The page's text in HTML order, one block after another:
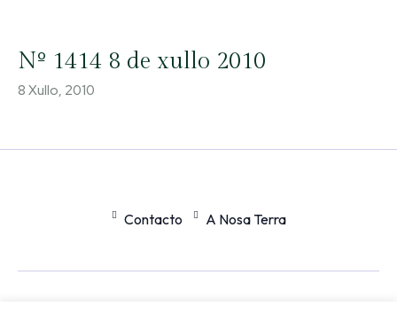
Nº 1414 8 de xullo 2010
8 Xullo, 2010
Contacto A Nosa Terra